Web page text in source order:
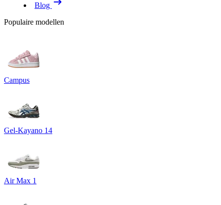
Blog
Populaire modellen
Campus
Gel-Kayano 14
Air Max 1